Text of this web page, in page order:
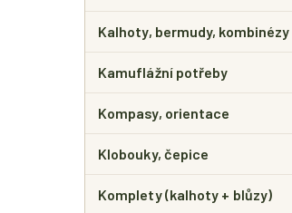
Kalhoty, bermudy, kombinézy
Kamuflážní potřeby
Kompasy, orientace
Klobouky, čepice
Komplety (kalhoty + blůzy)